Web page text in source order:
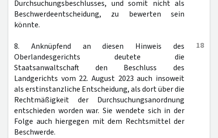
Durchsuchungsbeschlusses, und somit nicht als
Beschwerdeentscheidung, zu bewerten sein
könnte.
18
8. Anknüpfend an diesen Hinweis des
Oberlandesgerichts deutete die
Staatsanwaltschaft den Beschluss des
Landgerichts vom 22. August 2023 auch insoweit
als erstinstanzliche Entscheidung, als dort über die
Rechtmäßigkeit der Durchsuchungsanordnung
entschieden worden war. Sie wendete sich in der
Folge auch hiergegen mit dem Rechtsmittel der
Beschwerde.